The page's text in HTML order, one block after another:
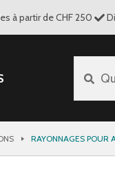
à partir de CHF 250
RAYONNAGES POUR